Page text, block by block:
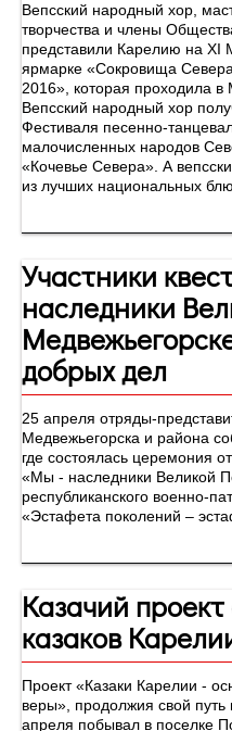
Вепсский народный хор,
творчества и члены
представили Карелию на XI
ярмарке «Сокровища
2016», которая проходила
Вепсский народный хор
Фестиваля песенно-
малочисленных народов
«Кочевье Севера». А
из лучших национальных
Участники
наследники
добрых дел
25 апреля отряды-
Медвежьегорска и района
где состоялась церемония
«Мы - наследники Великой
республиканского военно-
«Эстафета поколений –
Казачий
казаков
Проект «Казаки Карелии -
веры», продолжия свой
апреля побывал в поселке Поросозеро и на хуторе Троицкий